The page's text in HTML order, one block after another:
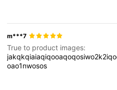
m***7
True to product images:
oao1nwosos